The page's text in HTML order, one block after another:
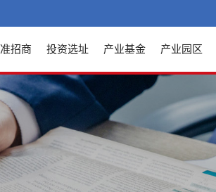
招商 投资选址 产业基金 产业园区